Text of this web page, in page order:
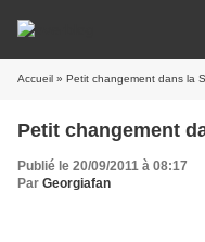
Accueil » Petit changement dans la
Petit changement
Publié le 20/09/2011 à 08:17
Par Georgiafan